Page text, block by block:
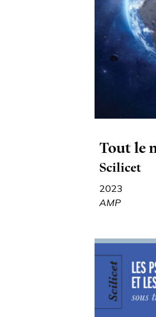
Tout le
Scilicet
2023
AMP